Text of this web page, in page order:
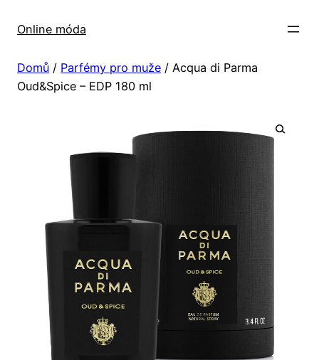
Online móda
Domů / Parfémy pro muže / Acqua di Parma
Oud&Spice – EDP 180 ml